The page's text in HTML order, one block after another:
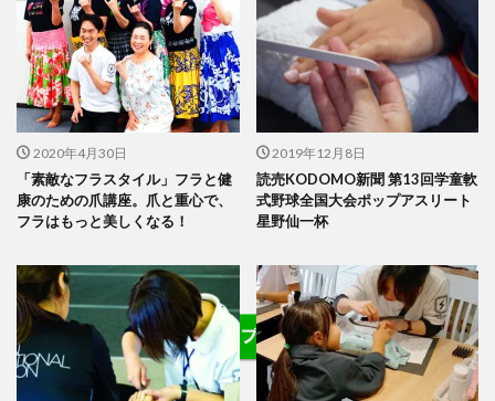
2020年4月30日
「素敵なフラスタイル」フラと健
康のための爪講座。爪と重心で、
フラはもっと美しくなる！
2019年12月8日
読売KODOMO新聞 第13回学童軟
式野球全国大会ポップアスリート
星野仙一杯